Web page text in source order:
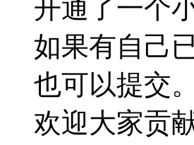
开通了一个
如果有自己
也可以提交
欢迎大家贡